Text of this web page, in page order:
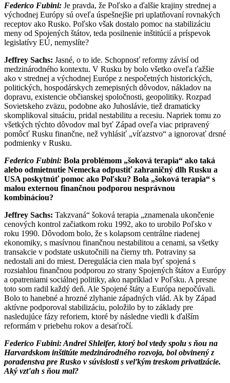
Federico Fubini: Je pravda, že Poľsko a ďalšie krajiny strednej a
východnej Európy sú oveľa úspešnejšie pri uplatňovaní rovnakých
receptov ako Rusko. Poľsko však dostalo pomoc na stabilizáciu
meny od Spojených štátov, teda posilnenie inštitúcií a príspevok
legislatívy EÚ, nemyslíte?
Jeffrey Sachs: Jasné, o to ide. Schopnosť reformy závisí od
medzinárodného kontextu. V Rusku by bolo všetko oveľa ťažšie
ako v strednej a východnej Európe z nespočetných historických,
politických, hospodárskych zemepisných dôvodov, nákladov na
dopravu, existencie občianskej spoločnosti, geopolitiky. Rozpad
Sovietskeho zväzu, podobne ako Juhoslávie, tiež dramaticky
skomplikoval situáciu, pridal nestabilitu a recesiu. Napriek tomu zo
všetkých týchto dôvodov mal byť Západ oveľa viac pripravený
pomôcť Rusku finančne, než vyhlásiť „víťazstvo“ a ignorovať drsné
podmienky v Rusku.
Federico Fubini: Bola problémom „šoková terapia“ ako taká
alebo odmietnutie Nemecka odpustiť zahraničný dlh Rusku a
USA poskytnúť pomoc ako Poľsku? Bola „šoková terapia“ s
malou externou finančnou podporou nesprávnou
kombináciou?
Jeffrey Sachs: Takzvaná“ šoková terapia „znamenala ukončenie
cenových kontrol začiatkom roku 1992, ako to urobilo Poľsko v
roku 1990. Dôvodom bolo, že s kolapsom centrálne riadenej
ekonomiky, s masívnou finančnou nestabilitou a cenami, sa všetky
transakcie v podstate uskutočnili na čierny trh. Potraviny sa
nedostali ani do miest. Deregulácia cien mala byť spojená s
rozsiahlou finančnou podporou zo strany Spojených štátov a Európy
a opatreniami sociálnej politiky, ako napríklad v Poľsku. A presne
toto som radil každý deň. Ale Spojené štáty a Európa nepočúvali.
Bolo to hanebné a hrozné zlyhanie západných vlád. Ak by Západ
aktívne podporoval stabilizáciu, položilo by to základy pre
nasledujúce fázy reforiem, ktoré by následne viedli k ďalším
reformám v priebehu rokov a desaťročí.
Federico Fubini:Andrei Shleifer, ktorý bol vtedy spolu s ňou na
Harvardskom inštitúte medzinárodného rozvoja, bol obvinený z
poradenstva pre Rusko v súvislosti s veľkým treskom privatizácie.
Aký vzťah s ňou mal?